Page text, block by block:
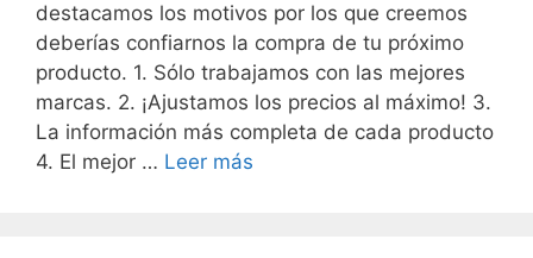
destacamos los motivos por los que creemos
deberías confiarnos la compra de tu próximo
producto. 1. Sólo trabajamos con las mejores
marcas. 2. ¡Ajustamos los precios al máximo! 3.
La información más completa de cada producto
4. El mejor … Leer más